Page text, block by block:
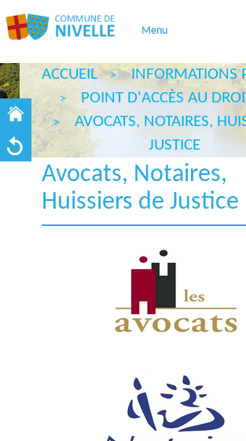
Menu
ACCUEIL
INFORMATIONS
POINT D'ACCÈS AU
AVOCATS, NOTAIRES,
JUSTICE
Avocats, Notaires,
Huissiers de Justice